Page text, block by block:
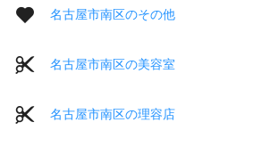
名古屋市南区のその他
名古屋市南区の美容室
名古屋市南区の理容店